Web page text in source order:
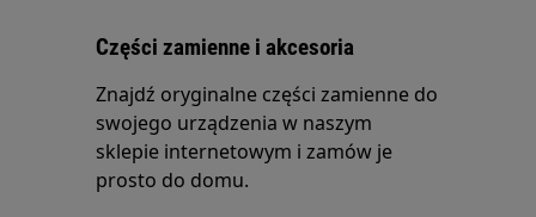
Części zamienne i akcesoria
Znajdź oryginalne części zamienne do
swojego urządzenia w naszym
sklepie internetowym i zamów je
prosto do domu.